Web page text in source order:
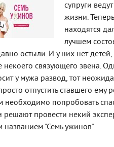
супруги
жизни.
находятся
лучшем
остыли. И у них нет
некоего связующего звена.
у мужа развод, тот
отпустить ставшего ему
необходимо попробовать
решают провести некий
"Семь ужинов".